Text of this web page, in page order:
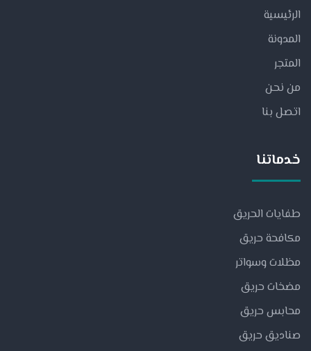
الرئيسية
المدونة
المتجر
من نحن
اتصل بنا
خدماتنا
طفايات الحريق
مكافحة حريق
مظلات وسواتر
مضخات حريق
محابس حريق
صناديق حريق